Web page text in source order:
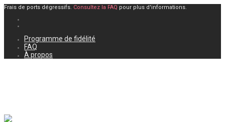
Frais de ports dégressifs. Consultez la FAQ pour plus d'informations.
Programme de fidélité
FAQ
À propos